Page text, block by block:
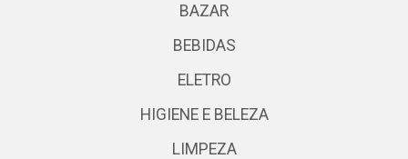
BAZAR
BEBIDAS
ELETRO
HIGIENE E BELEZA
LIMPEZA